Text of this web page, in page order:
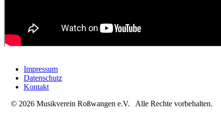
Impressum
Datenschutz
Kontakt
© 2026 Musikverein Roßwangen e.V. Alle Rechte vorbehalten.